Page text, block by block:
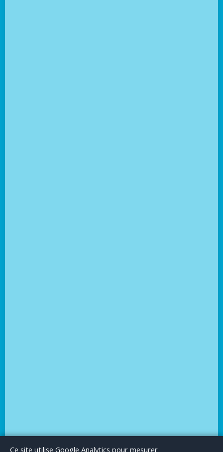
Le BlogPublicité Articles invitésMentions Légales
Ce site utilise Google Analytics pour mesurer